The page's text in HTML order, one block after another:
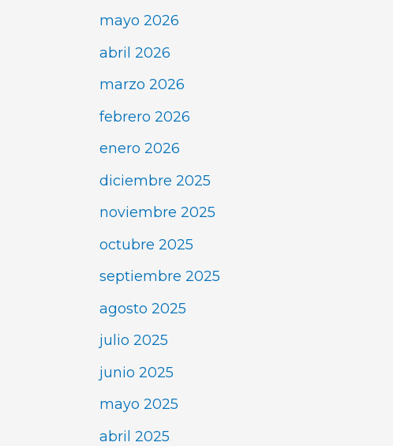
mayo 2026
abril 2026
marzo 2026
febrero 2026
enero 2026
diciembre 2025
noviembre 2025
octubre 2025
septiembre 2025
agosto 2025
julio 2025
junio 2025
mayo 2025
abril 2025